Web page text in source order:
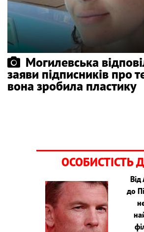
Могилевська
заяви підписників про
вона зробила пластику
ОСОБИСТІСТЬ
Від
до